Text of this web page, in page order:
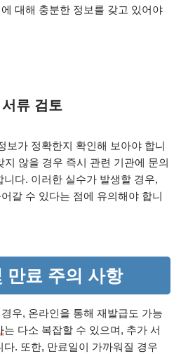
대해 충분한 정보를 갖고 있어야
류 검토
보가 정확한지 확인해 보아야 합니
지 않을 경우 즉시 관련 기관에 문의
다. 이러한 실수가 발생할 경우,
갈 수 있다는 점에 유의해야 합니
만료 주의 사항
우, 온라인을 통해 재발급도 가능
는 다소 복잡할 수 있으며, 추가 서
. 또한, 만료일이 가까워질 경우